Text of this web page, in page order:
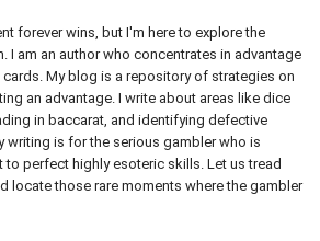
forever wins, but I'm here to explore the
I am an author who concentrates in advantage
My blog is a repository of strategies on
an advantage. I write about areas like dice
in baccarat, and identifying defective
writing is for the serious gambler who is
perfect highly esoteric skills. Let us tread
locate those rare moments where the gambler